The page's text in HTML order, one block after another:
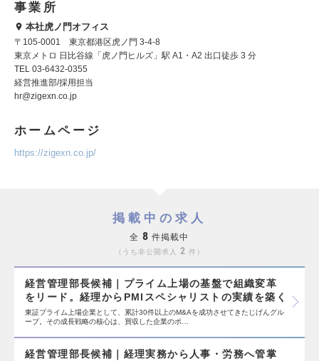
事業所
本社虎ノ門オフィス
〒105-0001 東京都港区虎ノ門 3-4-8
東京メトロ 日比谷線「虎ノ門ヒルズ」駅 A1・A2 出口徒歩 3 分
TEL 03-6432-0355
経営推進部/採用担当
hr@zigexn.co.jp
ホームページ
https://zigexn.co.jp/
掲載中の求人
全 8 件掲載中
うち非公開求人 2 件
経営管理部長候補｜プライム上場の基盤で組織変革
をリード。経理からPMIスペシャリストの実績を築く
東証プライム上場企業として、累計30件以上のM&Aを成功させてきたじげんグル
ープ。その成長戦略の核心は、買収した企業のポ…
経営管理部長候補｜経理実務から人事・労務へ管掌